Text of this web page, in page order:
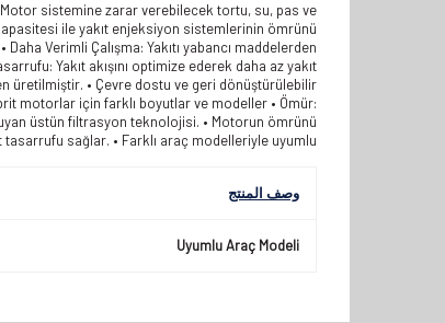
Motor sistemine zarar verebilecek tortu, su, pas ve
ile yakıt enjeksiyon sistemlerinin ömrünü
Verimli Çalışma: Yakıtı yabancı maddelerden
Yakıt akışını optimize ederek daha az yakıt
üretilmiştir. • Çevre dostu ve geri dönüştürülebilir
motorlar için farklı boyutlar ve modeller • Ömür:
üstün filtrasyon teknolojisi. • Motorun ömrünü
tasarrufu sağlar. • Farklı araç modelleriyle uyumlu.
وصف المنتج
Uyumlu Araç Modeli